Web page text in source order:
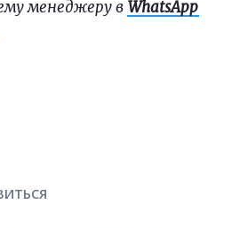
менеджеру в WhatsApp